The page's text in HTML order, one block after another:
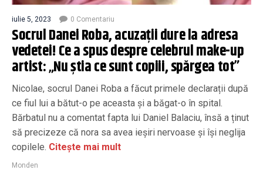
iulie 5, 2023 0 Comentariu
Socrul Danei Roba, acuzații dure la adresa
vedetei! Ce a spus despre celebrul make-up
artist: „Nu știa ce sunt copiii, spărgea tot”
Nicolae, socrul Danei Roba a făcut primele declarații după
ce fiul lui a bătut-o pe aceasta și a băgat-o în spital.
Bărbatul nu a comentat fapta lui Daniel Balaciu, însă a ținut
să precizeze că nora sa avea ieșiri nervoase și își neglija
copilele. Citește mai mult
Monden